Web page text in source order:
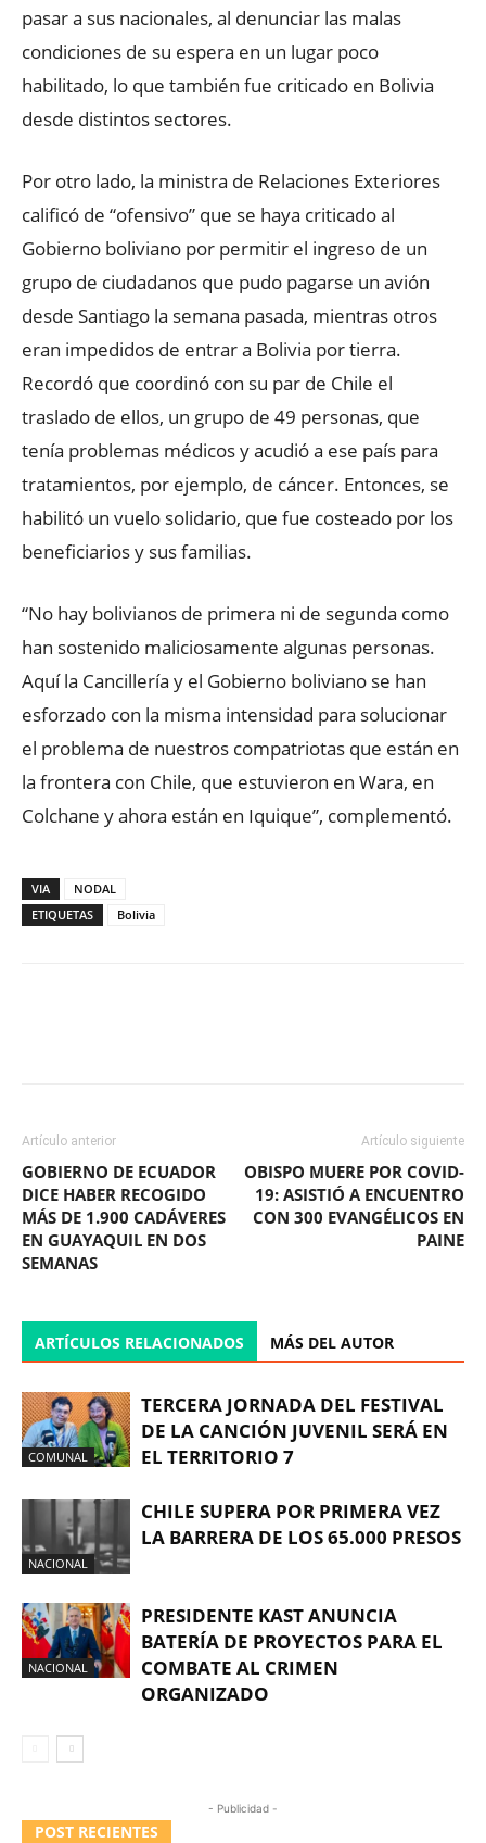
pasar a sus nacionales, al denunciar las malas
condiciones de su espera en un lugar poco
habilitado, lo que también fue criticado en Bolivia
desde distintos sectores.
Por otro lado, la ministra de Relaciones Exteriores
calificó de “ofensivo” que se haya criticado al
Gobierno boliviano por permitir el ingreso de un
grupo de ciudadanos que pudo pagarse un avión
desde Santiago la semana pasada, mientras otros
eran impedidos de entrar a Bolivia por tierra.
Recordó que coordinó con su par de Chile el
traslado de ellos, un grupo de 49 personas, que
tenía problemas médicos y acudió a ese país para
tratamientos, por ejemplo, de cáncer. Entonces, se
habilitó un vuelo solidario, que fue costeado por los
beneficiarios y sus familias.
“No hay bolivianos de primera ni de segunda como
han sostenido maliciosamente algunas personas.
Aquí la Cancillería y el Gobierno boliviano se han
esforzado con la misma intensidad para solucionar
el problema de nuestros compatriotas que están en
la frontera con Chile, que estuvieron en Wara, en
Colchane y ahora están en Iquique”, complementó.
VIA
NODAL
ETIQUETAS
Bolivia
Artículo anterior
GOBIERNO DE ECUADOR
DICE HABER RECOGIDO
MÁS DE 1.900 CADÁVERES
EN GUAYAQUIL EN DOS
SEMANAS
Artículo siguiente
OBISPO MUERE POR COVID-
19: ASISTIÓ A ENCUENTRO
CON 300 EVANGÉLICOS EN
PAINE
ARTÍCULOS RELACIONADOS MÁS DEL AUTOR
COMUNAL
TERCERA JORNADA DEL FESTIVAL
DE LA CANCIÓN JUVENIL SERÁ EN
EL TERRITORIO 7
NACIONAL
CHILE SUPERA POR PRIMERA VEZ
LA BARRERA DE LOS 65.000 PRESOS
NACIONAL
PRESIDENTE KAST ANUNCIA
BATERÍA DE PROYECTOS PARA EL
COMBATE AL CRIMEN
ORGANIZADO
- Publicidad -
POST RECIENTES